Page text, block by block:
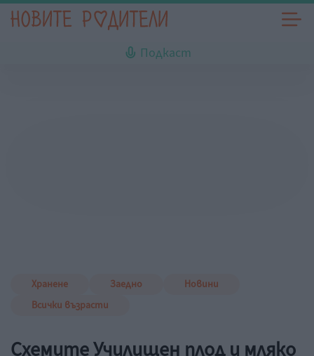
Подкаст
Хранене Заедно
Новини
Всички възрасти
Схемите Училищен плод и мляко